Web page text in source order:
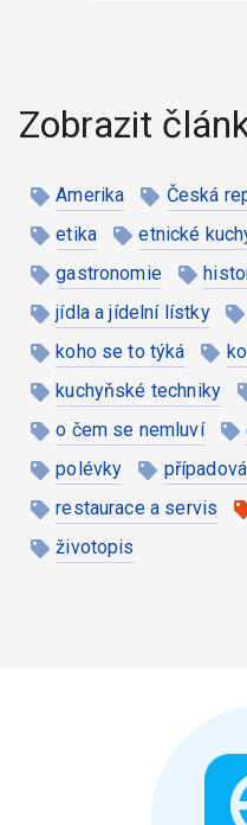
Zobrazit
Amerika Česká
etika
etnické
gastronomie
jídla a jídelní lístky
koho se to týká
kuchyňské techniky
o čem se nemluví
polévky
restaurace a servis
životopis